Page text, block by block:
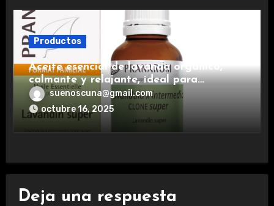
Productos
Aceite esencial de lavanda orgánico,
calmante y relajante, ideal para
aromaterapia.
suenoscuna@gmail.com
octubre 16, 2025
Deja una respuesta